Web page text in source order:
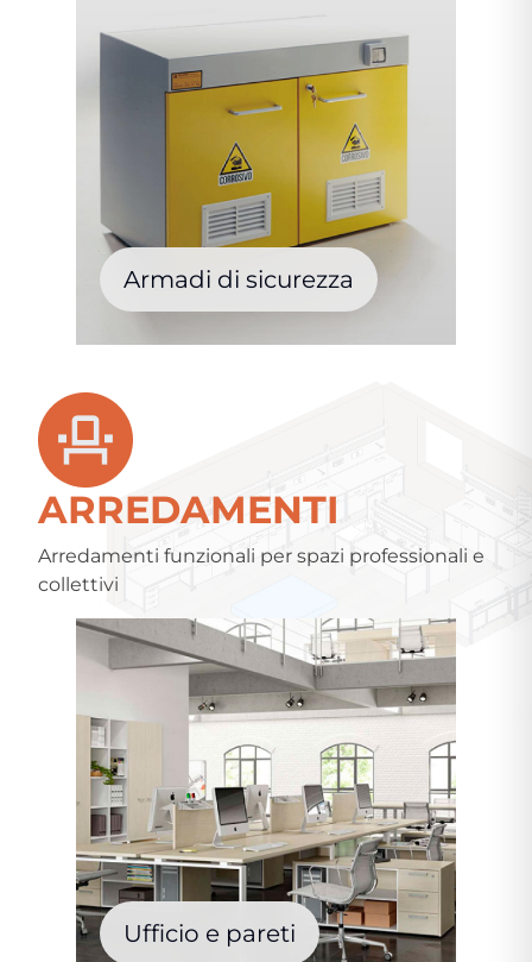
Armadi di sicurezza
ARREDAMENTI
Arredamenti funzionali per spazi professionali e
collettivi
Ufficio e pareti